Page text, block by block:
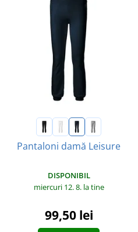
Pantaloni damă Leisure
DISPONIBIL
miercuri 12. 8. la tine
99,50 lei